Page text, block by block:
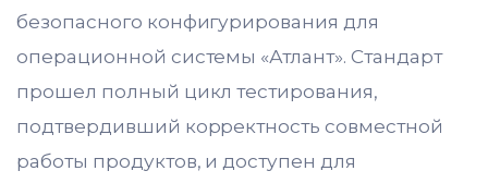
безопасного конфигурирования для
операционной системы «Атлант». Стандарт
прошел полный цикл тестирования,
подтвердивший корректность совместной
работы продуктов, и доступен для